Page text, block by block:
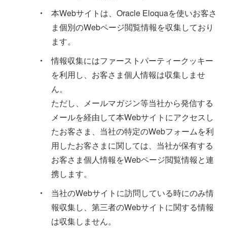
・
本Webサイトは、Oracle Eloquaを使いお客さ
ま個別のWebページ閲覧情報を収集しており
ます。
・
情報収集にはファーストパーティークッキー
を利⽤し、お客さま個⼈情報は収集しませ
ん。
ただし、メールマガジン等当社から発信する
メールを経由して本Webサイトにアクセスし
たお客さま、当社の特定のWebフォームを利
⽤したお客さまに関しては、当社が保有する
お客さま個⼈情報をWebページ閲覧情報と連
携します。
・
当社のWebサイトに訪問している時にのみ情
報収集し、第三者のWebサイトに関する情報
は収集しません。